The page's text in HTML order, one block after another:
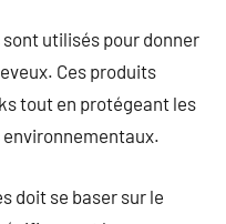
utilisés pour donner
Ces produits
tout en protégeant les
doit se baser sur le